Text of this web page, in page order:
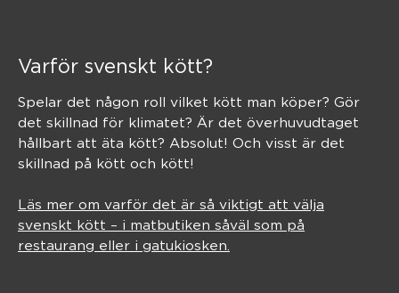
Varför svenskt kött?
Spelar det någon roll vilket kött man köper? Gör
det skillnad för klimatet? Är det överhuvudtaget
hållbart att äta kött? Absolut! Och visst är det
skillnad på kött och kött!
Läs mer om varför det är så viktigt att välja
svenskt kött – i matbutiken såväl som på
restaurang eller i gatukiosken.